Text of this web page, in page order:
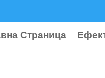
Страница